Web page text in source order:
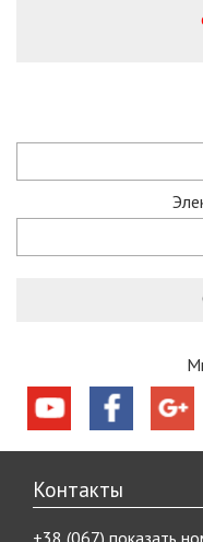
Контакты
+38 (067) показать